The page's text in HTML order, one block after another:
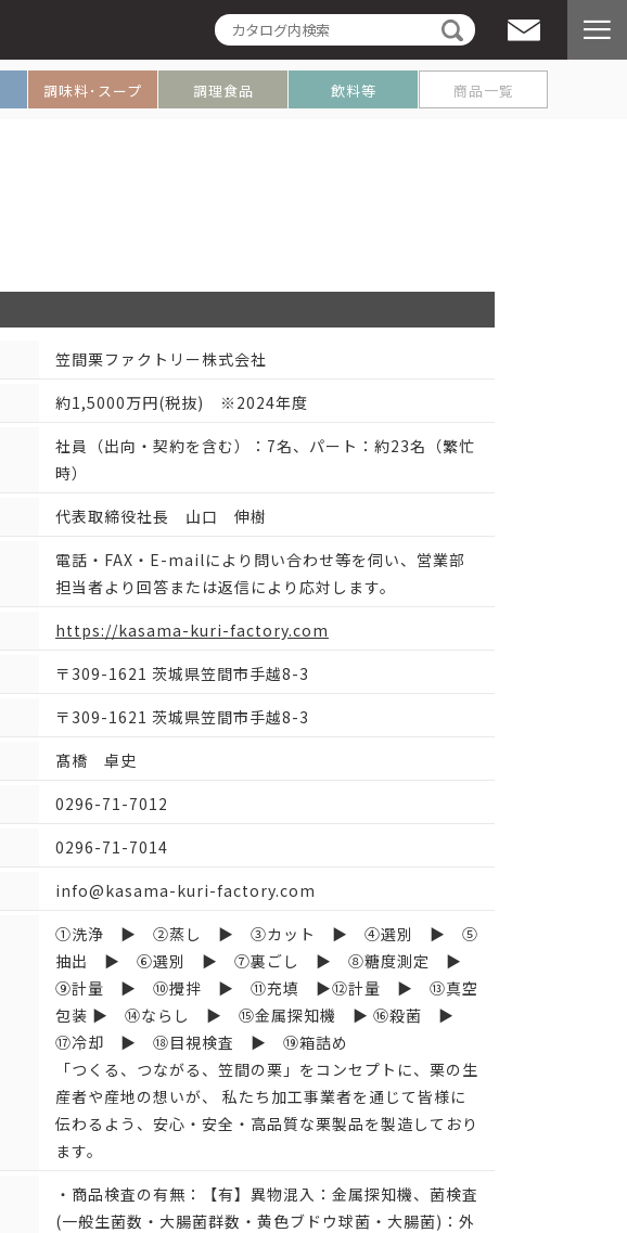
笠間栗ファクトリー株式会社
約1,5000万円(税抜) ※2024年度
社員（出向・契約を含む）：7名、パート：約23名（繁忙
時）
代表取締役社長 山口 伸樹
電話・FAX・E-mailにより問い合わせ等を伺い、営業部
担当者より回答または返信により応対します。
https://kasama-kuri-factory.com
〒309-1621 茨城県笠間市手越8-3
〒309-1621 茨城県笠間市手越8-3
髙橋 卓史
0296-71-7012
0296-71-7014
info@kasama-kuri-factory.com
①洗浄 ▶ ②蒸し ▶ ③カット ▶ ④選別 ▶ ⑤
抽出 ▶ ⑥選別 ▶ ⑦裏ごし ▶ ⑧糖度測定 ▶
⑨計量 ▶ ⑩攪拌 ▶ ⑪充填 ▶⑫計量 ▶ ⑬真空
包装 ▶ ⑭ならし ▶ ⑮金属探知機 ▶ ⑯殺菌 ▶
⑰冷却 ▶ ⑱目視検査 ▶ ⑲箱詰め
「つくる、つながる、笠間の栗」をコンセプトに、栗の生
産者や産地の想いが、 私たち加工事業者を通じて皆様に
伝わるよう、安心・安全・高品質な栗製品を製造しており
ます。
・商品検査の有無：【有】異物混入：金属探知機、菌検査
(一般生菌数・大腸菌群数・黄色ブドウ球菌・大腸菌)：外
調味料･スープ 調理食品 飲料等 商品一覧